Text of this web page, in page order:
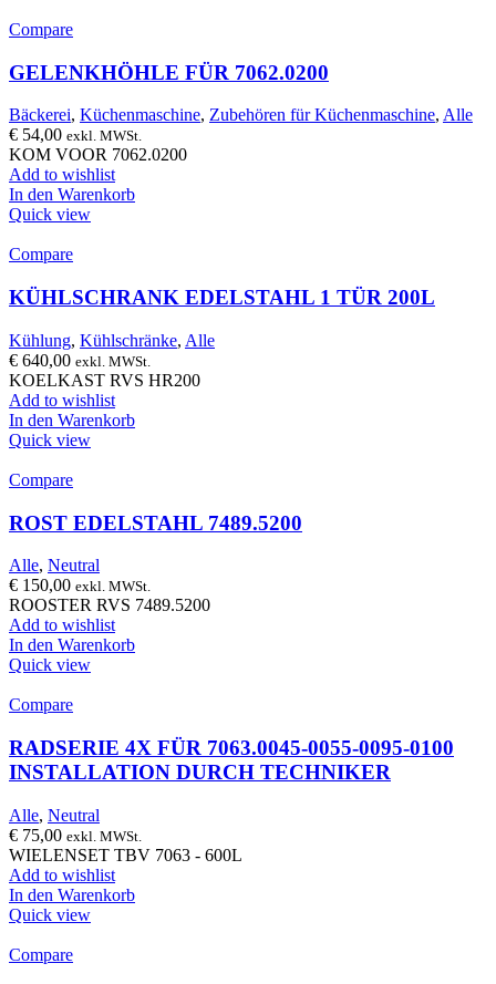
Compare
GELENKHÖHLE FÜR 7062.0200
Bäckerei, Küchenmaschine, Zubehören für Küchenmaschine, Alle
€ 54,00 exkl. MWSt.
KOM VOOR 7062.0200
Add to wishlist
In den Warenkorb
Quick view
Compare
KÜHLSCHRANK EDELSTAHL 1 TÜR 200L
Kühlung, Kühlschränke, Alle
€ 640,00 exkl. MWSt.
KOELKAST RVS HR200
Add to wishlist
In den Warenkorb
Quick view
Compare
ROST EDELSTAHL 7489.5200
Alle, Neutral
€ 150,00 exkl. MWSt.
ROOSTER RVS 7489.5200
Add to wishlist
In den Warenkorb
Quick view
Compare
RADSERIE 4X FÜR 7063.0045-0055-0095-0100
INSTALLATION DURCH TECHNIKER
Alle, Neutral
€ 75,00 exkl. MWSt.
WIELENSET TBV 7063 - 600L
Add to wishlist
In den Warenkorb
Quick view
Compare